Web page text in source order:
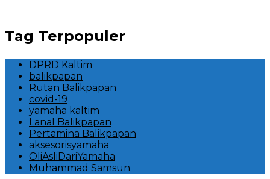
Tag Terpopuler
DPRD Kaltim
balikpapan
Rutan Balikpapan
covid-19
yamaha kaltim
Lanal Balikpapan
Pertamina Balikpapan
aksesorisyamaha
OliAsliDariYamaha
Muhammad Samsun